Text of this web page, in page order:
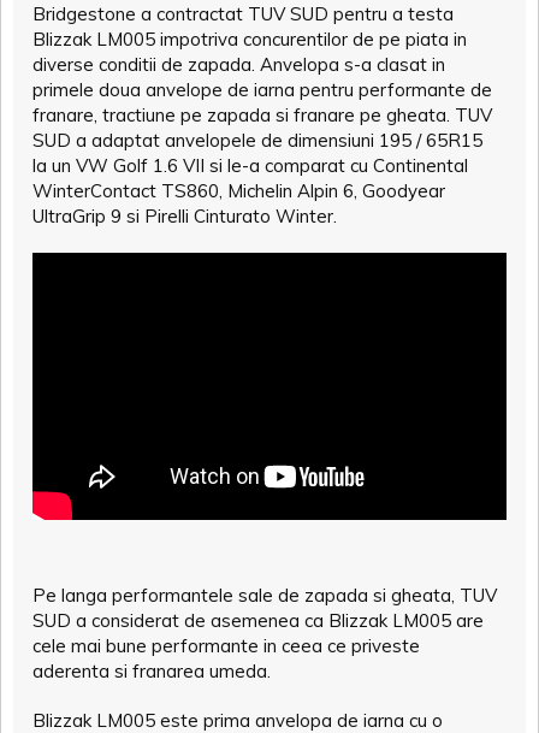
Bridgestone a contractat TUV SUD pentru a testa
Blizzak LM005 impotriva concurentilor de pe piata in
diverse conditii de zapada. Anvelopa s-a clasat in
primele doua anvelope de iarna pentru performante de
franare, tractiune pe zapada si franare pe gheata. TUV
SUD a adaptat anvelopele de dimensiuni 195 / 65R15
la un VW Golf 1.6 VII si le-a comparat cu Continental
WinterContact TS860, Michelin Alpin 6, Goodyear
UltraGrip 9 si Pirelli Cinturato Winter.
Pe langa performantele sale de zapada si gheata, TUV
SUD a considerat de asemenea ca Blizzak LM005 are
cele mai bune performante in ceea ce priveste
aderenta si franarea umeda.
Blizzak LM005 este prima anvelopa de iarna cu o